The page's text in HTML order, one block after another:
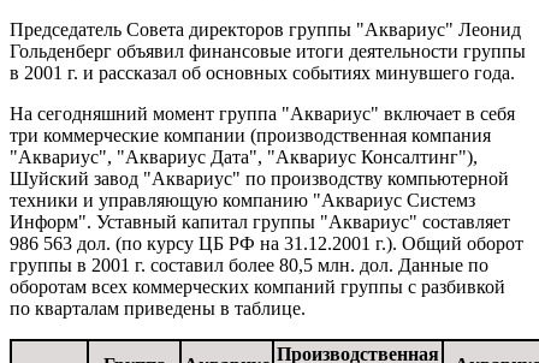
Председатель Совета директоров группы "Аквариус" Леонид
Гольденберг объявил финансовые итоги деятельности группы
в 2001 г. и рассказал об основных событиях минувшего года.
На сегодняшний момент группа "Аквариус" включает в себя
три коммерческие компании (производственная компания
"Аквариус", "Аквариус Дата", "Аквариус Консалтинг"),
Шуйский завод "Аквариус" по производству компьютерной
техники и управляющую компанию "Аквариус Системз
Информ". Уставный капитал группы "Аквариус" составляет
986 563 дол. (по курсу ЦБ РФ на 31.12.2001 г.). Общий оборот
группы в 2001 г. составил более 80,5 млн. дол. Данные по
оборотам всех коммерческих компаний группы с разбивкой
по кварталам приведены в таблице.
Производственная